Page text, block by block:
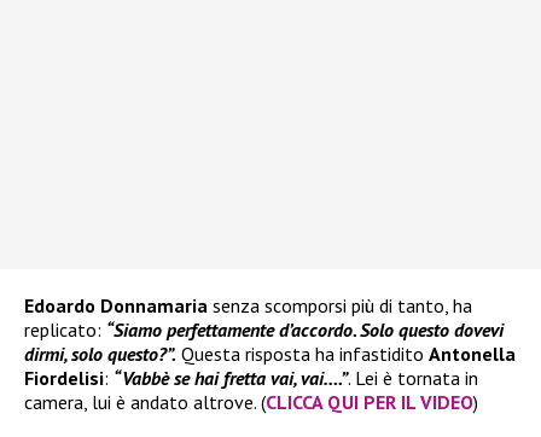
Edoardo Donnamaria senza scomporsi più di tanto, ha
replicato: “Siamo perfettamente d’accordo. Solo questo dovevi
dirmi, solo questo?”. Questa risposta ha infastidito Antonella
Fiordelisi: “Vabbè se hai fretta vai, vai….”. Lei è tornata in
camera, lui è andato altrove. (CLICCA QUI PER IL VIDEO)